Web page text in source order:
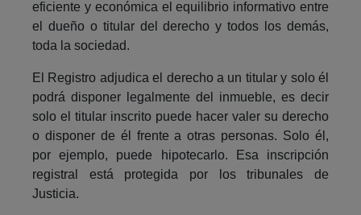
eficiente y económica el equilibrio informativo entre
el dueño o titular del derecho y todos los demás,
toda la sociedad.
El Registro adjudica el derecho a un titular y solo él
podrá disponer legalmente del inmueble, es decir
solo el titular inscrito puede hacer valer su derecho
o disponer de él frente a otras personas. Solo él,
por ejemplo, puede hipotecarlo. Esa inscripción
registral está protegida por los tribunales de
Justicia.